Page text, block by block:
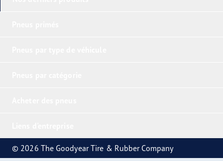
© 2026 The Goodyear Tire & Rubber Company